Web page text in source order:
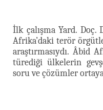
İlk çalışma Yard. Doç.
Afrika’daki terör
araştırmasıydı. Âbid
türediği ülkelerin
soru ve çözümler